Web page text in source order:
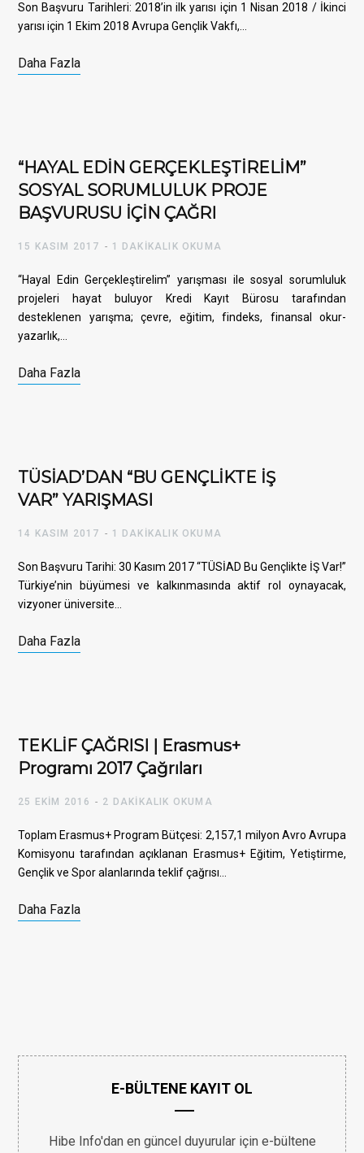
Son Başvuru Tarihleri: 2018’in ilk yarısı için 1 Nisan 2018 / İkinci
yarısı için 1 Ekim 2018 Avrupa Gençlik Vakfı,…
Daha Fazla
“HAYAL EDİN GERÇEKLEŞTİRELİM”
SOSYAL SORUMLULUK PROJE
BAŞVURUSU İÇİN ÇAĞRI
15 KASIM 2017 1 DAKIKALIK OKUMA
“Hayal Edin Gerçekleştirelim” yarışması ile sosyal sorumluluk
projeleri hayat buluyor Kredi Kayıt Bürosu tarafından
desteklenen yarışma; çevre, eğitim, findeks, finansal okur-
yazarlık,…
Daha Fazla
TÜSİAD’DAN “BU GENÇLİKTE İŞ
VAR” YARIŞMASI
14 KASIM 2017 1 DAKIKALIK OKUMA
Son Başvuru Tarihi: 30 Kasım 2017 “TÜSİAD Bu Gençlikte İŞ Var!”
Türkiye’nin büyümesi ve kalkınmasında aktif rol oynayacak,
vizyoner üniversite…
Daha Fazla
TEKLİF ÇAĞRISI | Erasmus+
Programı 2017 Çağrıları
25 EKIM 2016 2 DAKIKALIK OKUMA
Toplam Erasmus+ Program Bütçesi: 2,157,1 milyon Avro Avrupa
Komisyonu tarafından açıklanan Erasmus+ Eğitim, Yetiştirme,
Gençlik ve Spor alanlarında teklif çağrısı…
Daha Fazla
E-BÜLTENE KAYIT OL
Hibe Info'dan en güncel duyurular için e-bültene